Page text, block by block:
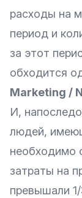
расходы на
период и
за этот
обходится
Marketing / N
И,
людей,
необходимо
затраты на
превышали 1/